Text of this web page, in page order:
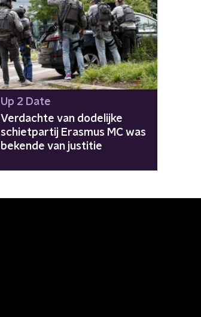
Up 2 Date
Verdachte van dodelijke
schietpartij Erasmus MC was
bekende van justitie